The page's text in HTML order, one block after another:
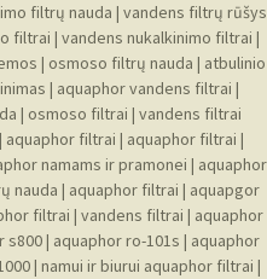
filtrų nauda | vandens filtrų rūšys
filtrai | vandens nukalkinimo filtrai |
| osmoso filtrų nauda | atbulinio
| aquaphor vandens filtrai |
| osmoso filtrai | vandens filtrai
| aquaphor filtrai | aquaphor filtrai |
namams ir pramonei | aquaphor
nauda | aquaphor filtrai | aquapgor
filtrai | vandens filtrai | aquaphor
s800| aquaphor ro-101s | aquaphor
| namui ir biurui aquaphor filtrai |